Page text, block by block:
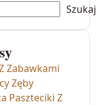
Szukaj
Zabawkami
Zęby
Paszteciki Z